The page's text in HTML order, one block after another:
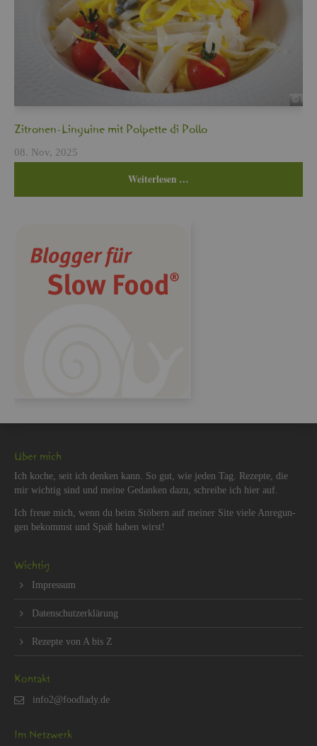
Zi­tro­nen-Lin­gui­ne mit Pol­pet­te di Pollo
08. Nov, 2025
Wei­ter­le­sen …
Über mich
Ich koche, seit ich den­ken kann. So gut, wie jeden Tag. Re­zep­te, die
mir wich­tig sind und meine Ge­dan­ken dazu, schrei­be ich hier auf.
Ich freue mich, wenn du beim Stö­bern auf mei­ner Site viele An­re­gun­
gen be­kommst und Spaß haben wirst!
Wich­tig
Im­pres­sum
Da­ten­schut­z­er­klä­rung
Re­zep­te von A bis Z
Kon­takt
Im Netz­werk